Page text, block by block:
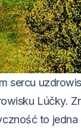
sercu
Lúčky.
to